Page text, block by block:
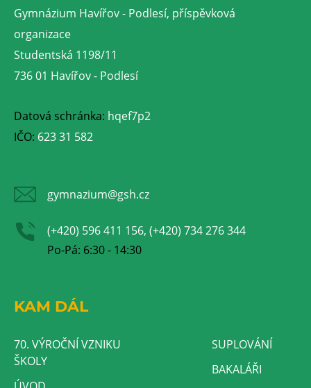
Gymnázium Havířov - Podlesí, příspěvková
organizace
Studentská 1198/11
736 01 Havířov - Podlesí
Datová schránka: hqef7p2
IČO: 623 31 582
gymnazium@gsh.cz
(+420) 596 411 156, (+420) 734 276 344
Po-Pá: 6:30 - 14:30
KAM DÁL
70. VÝROČNÍ VZNIKU
ŠKOLY
SUPLOVÁNÍ
BAKALÁŘI